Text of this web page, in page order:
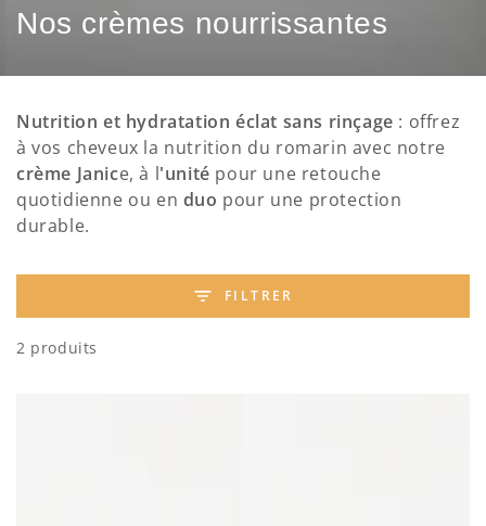
Collection:
Nos crèmes nourrissantes
Nutrition et hydratation éclat sans rinçage : offrez
à vos cheveux la nutrition du romarin avec notre
crème Janice, à l'unité pour une retouche
quotidienne ou en duo pour une protection
durable.
FILTRER
2 produits